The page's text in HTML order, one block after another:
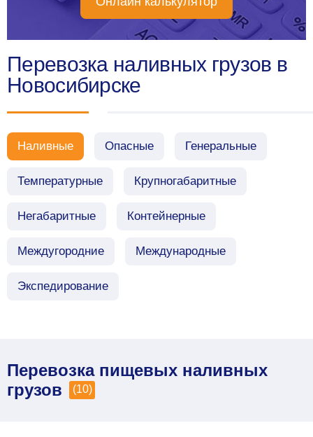
Перевозка наливных грузов в
Новосибирске
Наливные Опасные Генеральные
Температурные Крупногабаритные
Негабаритные Контейнерные
Междугородние Международные
Экспедирование
Перевозка пищевых наливных
грузов
(10)